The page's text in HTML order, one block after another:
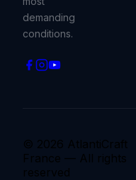
demanding
conditions.
© 2026 AtlantiCraft
France — All rights
reserved